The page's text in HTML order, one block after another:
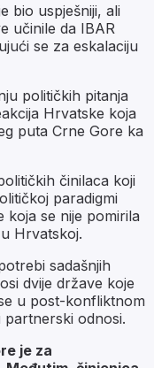
bio uspješniji, ali
učinile da IBAR
se za eskalaciju
političkih pitanja
Hrvatske koja
puta Crne Gore ka
činilaca koji
paradigmi
koja se nije pomirila
Hrvatskoj.
sadašnjih
dvije države koje
u post-konfliktnom
odnosi.
je za